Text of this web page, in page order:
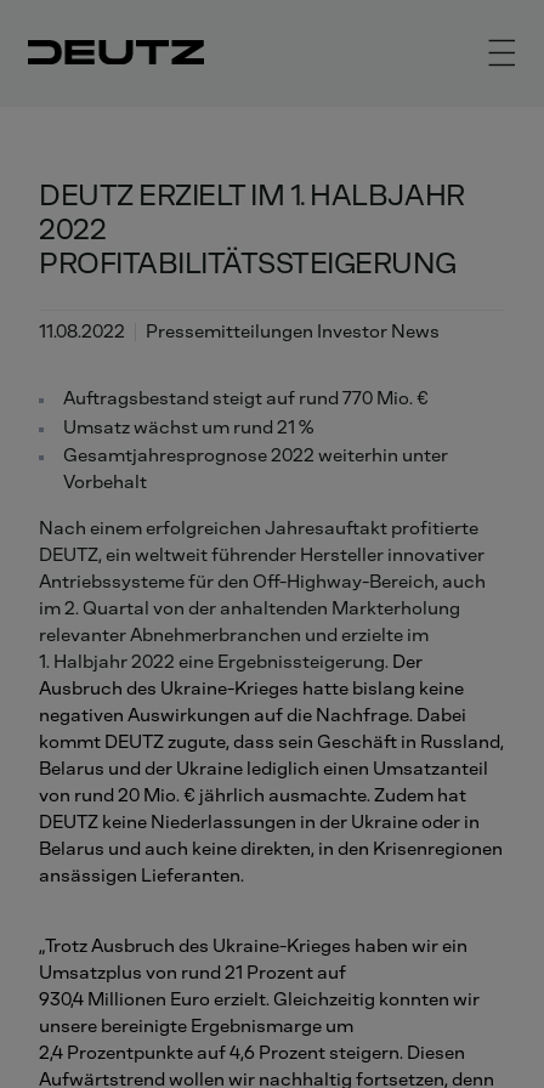
DEUTZ ERZIELT IM 1. HALBJAHR
2022
PROFITABILITÄTSSTEIGERUNG
11.08.2022 Pressemitteilungen Investor News
Auftragsbestand steigt auf rund 770 Mio. €
Umsatz wächst um rund 21 %
Gesamtjahresprognose 2022 weiterhin unter
Vorbehalt
Nach einem erfolgreichen Jahresauftakt profitierte
DEUTZ, ein weltweit führender Hersteller innovativer
Antriebssysteme für den Off-Highway-Bereich, auch
im 2. Quartal von der anhaltenden Markterholung
relevanter Abnehmerbranchen und erzielte im
1. Halbjahr 2022 eine Ergebnissteigerung. Der
Ausbruch des Ukraine-Krieges hatte bislang keine
negativen Auswirkungen auf die Nachfrage. Dabei
kommt DEUTZ zugute, dass sein Geschäft in Russland,
Belarus und der Ukraine lediglich einen Umsatzanteil
von rund 20 Mio. € jährlich ausmachte. Zudem hat
DEUTZ keine Niederlassungen in der Ukraine oder in
Belarus und auch keine direkten, in den Krisenregionen
ansässigen Lieferanten.
„Trotz Ausbruch des Ukraine-Krieges haben wir ein
Umsatzplus von rund 21 Prozent auf
930,4 Millionen Euro erzielt. Gleichzeitig konnten wir
unsere bereinigte Ergebnismarge um
2,4 Prozentpunkte auf 4,6 Prozent steigern. Diesen
Aufwärtstrend wollen wir nachhaltig fortsetzen, denn